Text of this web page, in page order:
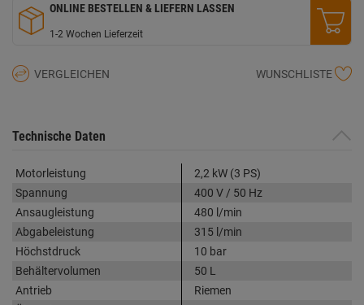
ONLINE BESTELLEN & LIEFERN LASSEN
1-2 Wochen Lieferzeit
VERGLEICHEN WUNSCHLISTE
Technische Daten
Motorleistung
2,2 kW (3 PS)
Spannung
400 V / 50 Hz
Ansaugleistung
480 l/min
Abgabeleistung
315 l/min
Höchstdruck
10 bar
Behältervolumen
50 L
Antrieb
Riemen